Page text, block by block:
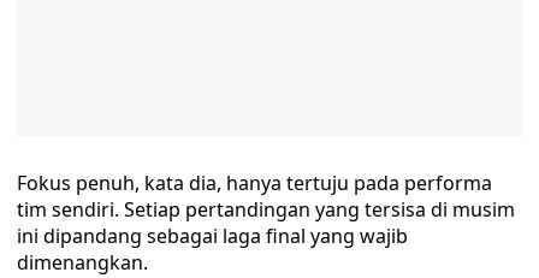
Fokus penuh, kata dia, hanya tertuju pada performa
tim sendiri. Setiap pertandingan yang tersisa di musim
ini dipandang sebagai laga final yang wajib
dimenangkan.